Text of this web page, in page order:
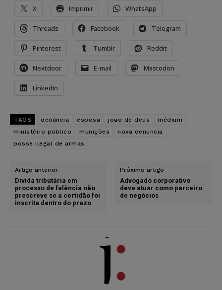
X Imprimir WhatsApp
Threads Facebook Telegram
Pinterest Tumblr Reddit
Nextdoor E-mail Mastodon
LinkedIn
TAGS denúncia esposa joão de deus
médium
ministério público
munições
nova denúncia
posse ilegal de armas
Artigo anterior
Dívida tributária em
processo de falência não
prescreve se a certidão foi
inscrita dentro do prazo
Próximo artigo
Advogado corporativo
deve atuar como parceiro
de negócios